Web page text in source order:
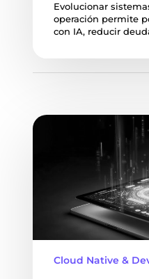
Evolucionar
operación permite
con IA, reducir
Cloud Native &